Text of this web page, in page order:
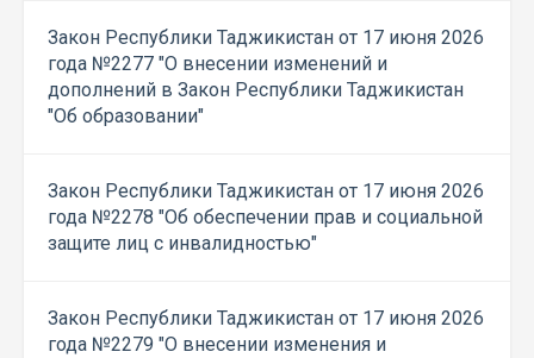
Закон Республики Таджикистан от 17 июня 2026
года №2277 "О внесении изменений и
дополнений в Закон Республики Таджикистан
"Об образовании"
Закон Республики Таджикистан от 17 июня 2026
года №2278 "Об обеспечении прав и социальной
защите лиц с инвалидностью"
Закон Республики Таджикистан от 17 июня 2026
года №2279 "О внесении изменения и